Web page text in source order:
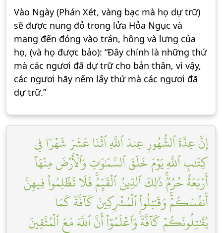
Vào Ngày (Phán Xét, vàng bạc mà họ dự trữ)
sẽ được nung đỏ trong lửa Hỏa Ngục và
mang đến đóng vào trán, hông và lưng của
họ, (và họ được bảo): “Đây chính là những thứ
mà các ngươi đã dự trữ cho bản thân, vì vậy,
các ngươi hãy nếm lấy thứ mà các ngươi đã
dự trữ.”
إِنَّ عِدَّةَ ٱلشُّهُورِ عِندَ ٱللَّهِ ٱثۡنَا عَشَرَ شَهۡرٗا فِي
كِتَٰبِ ٱللَّهِ يَوۡمَ خَلَقَ ٱلسَّمَٰوَٰتِ وَٱلۡأَرۡضَ مِنۡهَآ
أَرۡبَعَةٌ حُرُمٞۚ ذَٰلِكَ ٱلدِّينُ ٱلۡقَيِّمُۚ فَلَا تَظۡلِمُواْ فِيهِنَّ
أَنفُسَكُمۡۚ وَقَٰتِلُواْ ٱلۡمُشۡرِكِينَ كَآفَّةٗ كَمَا
يُقَٰتِلُونَكُمۡ كَآفَّةٗۚ وَٱعۡلَمُوٓاْ أَنَّ ٱللَّهَ مَعَ ٱلۡمُتَّقِينَ